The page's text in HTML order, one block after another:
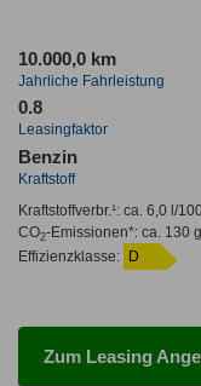
10.000,0 km
Jahrliche Fahrleistung
0.8
Leasingfaktor
Benzin
Kraftstoff
Kraftstoffverbr.¹: ca. 6,0 l/
CO2-Emissionen*: ca. 130
Effizienzklasse:
D
Zum Leasing